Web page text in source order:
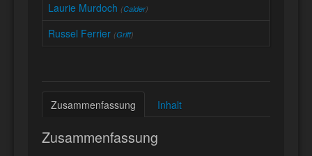
Laurie Murdoch (Calder)
Russel Ferrier (Griff)
Zusammenfassung Inhalt
Zusammenfassung